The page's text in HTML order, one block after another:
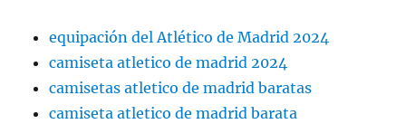
equipación del Atlético de Madrid 2024
camiseta atletico de madrid 2024
camisetas atletico de madrid baratas
camiseta atletico de madrid barata